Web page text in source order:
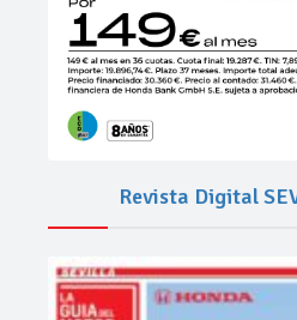
Revista Digital